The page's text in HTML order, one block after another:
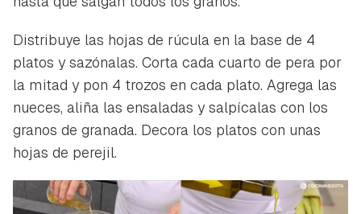
Distribuye las hojas de rúcula en la base de 4
platos y sazónalas. Corta cada cuarto de pera por
la mitad y pon 4 trozos en cada plato. Agrega las
nueces, aliña las ensaladas y salpícalas con los
granos de granada. Decora los platos con unas
hojas de perejil.